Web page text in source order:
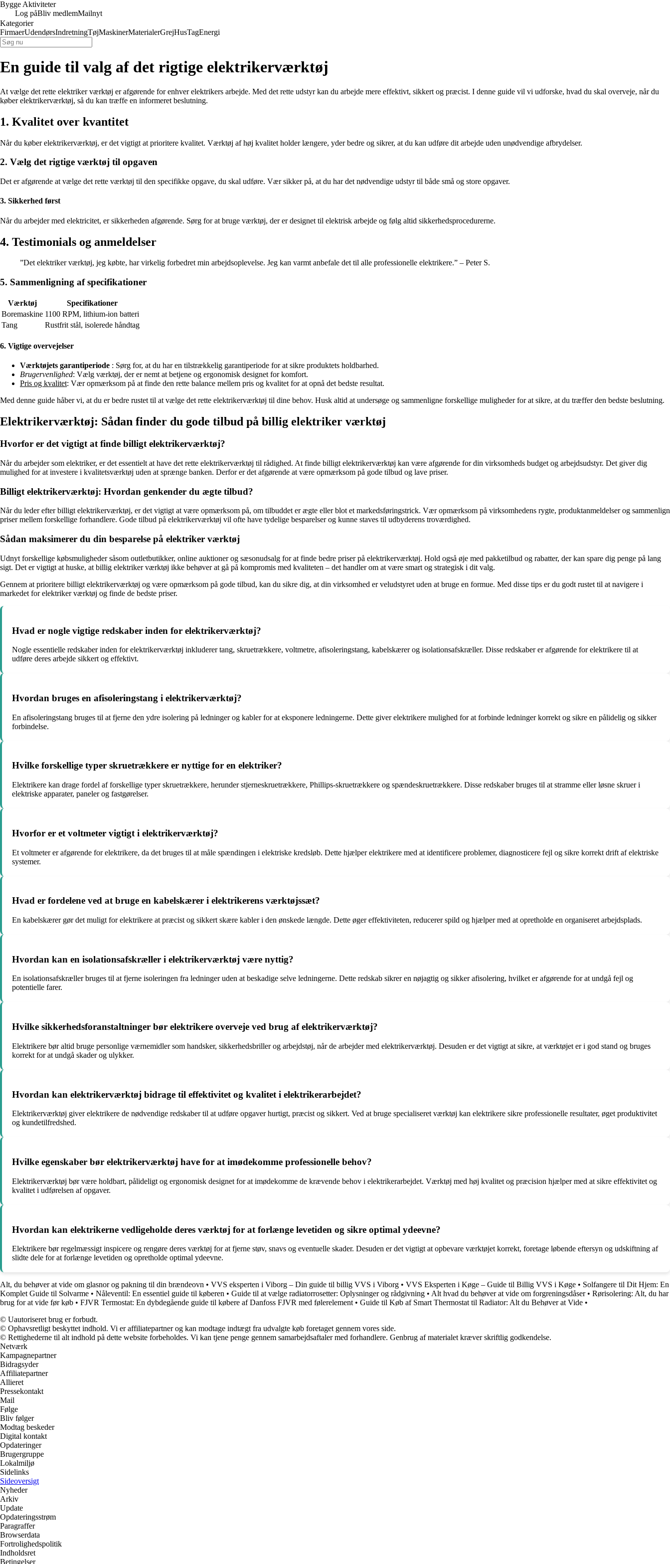
Bygge Aktiviteter
Log påBliv medlemMailnyt
Kategorier
FirmaerUdendørsIndretningTøjMaskinerMaterialerGrejHusTagEnergi
En guide til valg af det rigtige elektrikerværktøj
At vælge det rette elektriker værktøj er afgørende for enhver elektrikers arbejde. Med det rette udstyr kan du arbejde mere effektivt, sikkert og præcist. I denne guide vil vi udforske, hvad du skal overveje, når du
køber elektrikerværktøj, så du kan træffe en informeret beslutning.
1. Kvalitet over kvantitet
Når du køber elektrikerværktøj, er det vigtigt at prioritere kvalitet. Værktøj af høj kvalitet holder længere, yder bedre og sikrer, at du kan udføre dit arbejde uden unødvendige afbrydelser.
2. Vælg det rigtige værktøj til opgaven
Det er afgørende at vælge det rette værktøj til den specifikke opgave, du skal udføre. Vær sikker på, at du har det nødvendige udstyr til både små og store opgaver.
3. Sikkerhed først
Når du arbejder med elektricitet, er sikkerheden afgørende. Sørg for at bruge værktøj, der er designet til elektrisk arbejde og følg altid sikkerhedsprocedurerne.
4. Testimonials og anmeldelser
”Det elektriker værktøj, jeg købte, har virkelig forbedret min arbejdsoplevelse. Jeg kan varmt anbefale det til alle professionelle elektrikere.” – Peter S.
5. Sammenligning af specifikationer
Værktøj
Specifikationer
Boremaskine 1100 RPM, lithium-ion batteri
Tang
Rustfrit stål, isolerede håndtag
6. Vigtige overvejelser
Værktøjets garantiperiode : Sørg for, at du har en tilstrækkelig garantiperiode for at sikre produktets holdbarhed.
Brugervenlighed: Vælg værktøj, der er nemt at betjene og ergonomisk designet for komfort.
Pris og kvalitet: Vær opmærksom på at finde den rette balance mellem pris og kvalitet for at opnå det bedste resultat.
Med denne guide håber vi, at du er bedre rustet til at vælge det rette elektrikerværktøj til dine behov. Husk altid at undersøge og sammenligne forskellige muligheder for at sikre, at du træffer den bedste beslutning.
Elektrikerværktøj: Sådan finder du gode tilbud på billig elektriker værktøj
Hvorfor er det vigtigt at finde billigt elektrikerværktøj?
Når du arbejder som elektriker, er det essentielt at have det rette elektrikerværktøj til rådighed. At finde billigt elektrikerværktøj kan være afgørende for din virksomheds budget og arbejdsudstyr. Det giver dig
mulighed for at investere i kvalitetsværktøj uden at sprænge banken. Derfor er det afgørende at være opmærksom på gode tilbud og lave priser.
Billigt elektrikerværktøj: Hvordan genkender du ægte tilbud?
Når du leder efter billigt elektrikerværktøj, er det vigtigt at være opmærksom på, om tilbuddet er ægte eller blot et markedsføringstrick. Vær opmærksom på virksomhedens rygte, produktanmeldelser og sammenlign
priser mellem forskellige forhandlere. Gode tilbud på elektrikerværktøj vil ofte have tydelige besparelser og kunne staves til udbyderens troværdighed.
Sådan maksimerer du din besparelse på elektriker værktøj
Udnyt forskellige købsmuligheder såsom outletbutikker, online auktioner og sæsonudsalg for at finde bedre priser på elektrikerværktøj. Hold også øje med pakketilbud og rabatter, der kan spare dig penge på lang
sigt. Det er vigtigt at huske, at billig elektriker værktøj ikke behøver at gå på kompromis med kvaliteten – det handler om at være smart og strategisk i dit valg.
Gennem at prioritere billigt elektrikerværktøj og være opmærksom på gode tilbud, kan du sikre dig, at din virksomhed er veludstyret uden at bruge en formue. Med disse tips er du godt rustet til at navigere i
markedet for elektriker værktøj og finde de bedste priser.
Hvad er nogle vigtige redskaber inden for elektrikerværktøj?
Nogle essentielle redskaber inden for elektrikerværktøj inkluderer tang, skruetrækkere, voltmetre, afisoleringstang, kabelskærer og isolationsafskræller. Disse redskaber er afgørende for elektrikere til at
udføre deres arbejde sikkert og effektivt.
Hvordan bruges en afisoleringstang i elektrikerværktøj?
En afisoleringstang bruges til at fjerne den ydre isolering på ledninger og kabler for at eksponere ledningerne. Dette giver elektrikere mulighed for at forbinde ledninger korrekt og sikre en pålidelig og sikker
forbindelse.
Hvilke forskellige typer skruetrækkere er nyttige for en elektriker?
Elektrikere kan drage fordel af forskellige typer skruetrækkere, herunder stjerneskruetrækkere, Phillips-skruetrækkere og spændeskruetrækkere. Disse redskaber bruges til at stramme eller løsne skruer i
elektriske apparater, paneler og fastgørelser.
Hvorfor er et voltmeter vigtigt i elektrikerværktøj?
Et voltmeter er afgørende for elektrikere, da det bruges til at måle spændingen i elektriske kredsløb. Dette hjælper elektrikere med at identificere problemer, diagnosticere fejl og sikre korrekt drift af elektriske
systemer.
Hvad er fordelene ved at bruge en kabelskærer i elektrikerens værktøjssæt?
En kabelskærer gør det muligt for elektrikere at præcist og sikkert skære kabler i den ønskede længde. Dette øger effektiviteten, reducerer spild og hjælper med at opretholde en organiseret arbejdsplads.
Hvordan kan en isolationsafskræller i elektrikerværktøj være nyttig?
En isolationsafskræller bruges til at fjerne isoleringen fra ledninger uden at beskadige selve ledningerne. Dette redskab sikrer en nøjagtig og sikker afisolering, hvilket er afgørende for at undgå fejl og
potentielle farer.
Hvilke sikkerhedsforanstaltninger bør elektrikere overveje ved brug af elektrikerværktøj?
Elektrikere bør altid bruge personlige værnemidler som handsker, sikkerhedsbriller og arbejdstøj, når de arbejder med elektrikerværktøj. Desuden er det vigtigt at sikre, at værktøjet er i god stand og bruges
korrekt for at undgå skader og ulykker.
Hvordan kan elektrikerværktøj bidrage til effektivitet og kvalitet i elektrikerarbejdet?
Elektrikerværktøj giver elektrikere de nødvendige redskaber til at udføre opgaver hurtigt, præcist og sikkert. Ved at bruge specialiseret værktøj kan elektrikere sikre professionelle resultater, øget produktivitet
og kundetilfredshed.
Hvilke egenskaber bør elektrikerværktøj have for at imødekomme professionelle behov?
Elektrikerværktøj bør være holdbart, pålideligt og ergonomisk designet for at imødekomme de krævende behov i elektrikerarbejdet. Værktøj med høj kvalitet og præcision hjælper med at sikre effektivitet og
kvalitet i udførelsen af opgaver.
Hvordan kan elektrikerne vedligeholde deres værktøj for at forlænge levetiden og sikre optimal ydeevne?
Elektrikere bør regelmæssigt inspicere og rengøre deres værktøj for at fjerne støv, snavs og eventuelle skader. Desuden er det vigtigt at opbevare værktøjet korrekt, foretage løbende eftersyn og udskiftning af
slidte dele for at forlænge levetiden og opretholde optimal ydeevne.
Alt, du behøver at vide om glasnor og pakning til din brændeovn • VVS eksperten i Viborg – Din guide til billig VVS i Viborg • VVS Eksperten i Køge – Guide til Billig VVS i Køge • Solfangere til Dit Hjem: En
Komplet Guide til Solvarme • Nåleventil: En essentiel guide til køberen • Guide til at vælge radiatorrosetter: Oplysninger og rådgivning • Alt hvad du behøver at vide om forgreningsdåser• Rørisolering: Alt, du har
brug for at vide før køb • FJVR Termostat: En dybdegående guide til købere af Danfoss FJVR med følerelement • Guide til Køb af Smart Thermostat til Radiator: Alt du Behøver at Vide •
© Uautoriseret brug er forbudt.
© Ophavsretligt beskyttet indhold. Vi er affiliatepartner og kan modtage indtægt fra udvalgte køb foretaget gennem vores side.
© Rettighederne til alt indhold på dette website forbeholdes. Vi kan tjene penge gennem samarbejdsaftaler med forhandlere. Genbrug af materialet kræver skriftlig godkendelse.
Netværk
Kampagnepartner
Bidragsyder
Affiliatepartner
Allieret
Pressekontakt
Mail
Følge
Bliv følger
Modtag beskeder
Digital kontakt
Opdateringer
Brugergruppe
Lokalmiljø
Sidelinks
Sideoversigt
Nyheder
Arkiv
Update
Opdateringsstrøm
Paragraffer
Browserdata
Fortrolighedspolitik
Indholdsret
Betingelser